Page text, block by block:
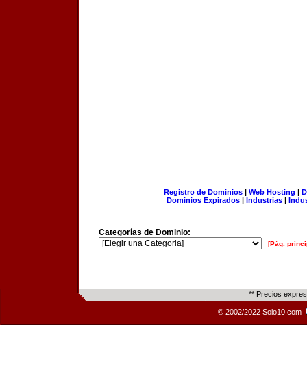
Registro de Dominios| Web Hosting |
Dominios Expirados | Industrias |
Categorías de Dominio:
[Pág.
** Precios
© 2002/2022 Solo10.com